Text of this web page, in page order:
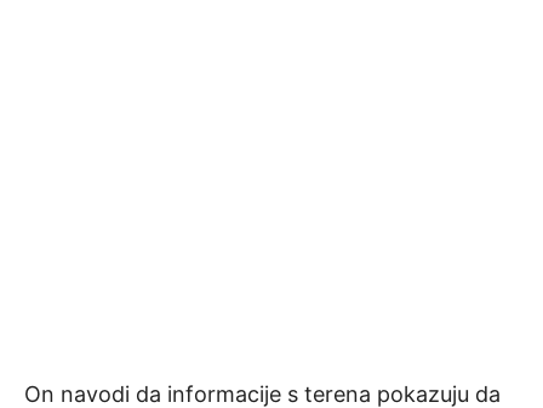
On navodi da informacije s terena pokazuju da